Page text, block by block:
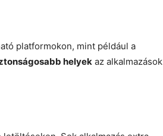
platformokon, mint például a
helyek az alkalmazások